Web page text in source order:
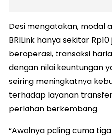
Desi mengatakan, modal
BRILink hanya sekitar
beroperasi, transaksi
dengan nilai keuntungan
seiring meningkatnya
terhadap layanan
perlahan berkembang
“Awalnya paling cuma